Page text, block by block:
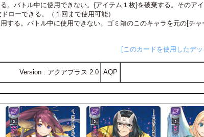
。バトル中に使用できない。{アイテム１枚}を破棄する。そのア
ローできる。（１回まで使用可能）
する。バトル中に使用できない。ゴミ箱のこのキャラを元の[チャ
[このカードを使用したデ
Version : アクアプラス 2.0 AQP